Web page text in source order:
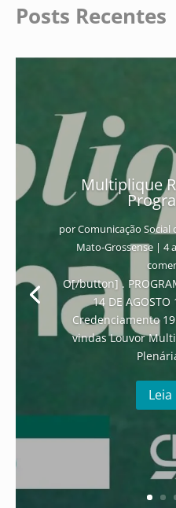
Posts Recentes
Multiplique
porComunicação Social
Mato-Grossense| 4
O[/button] .
14 DE
Credenciamento
vindas Louvor